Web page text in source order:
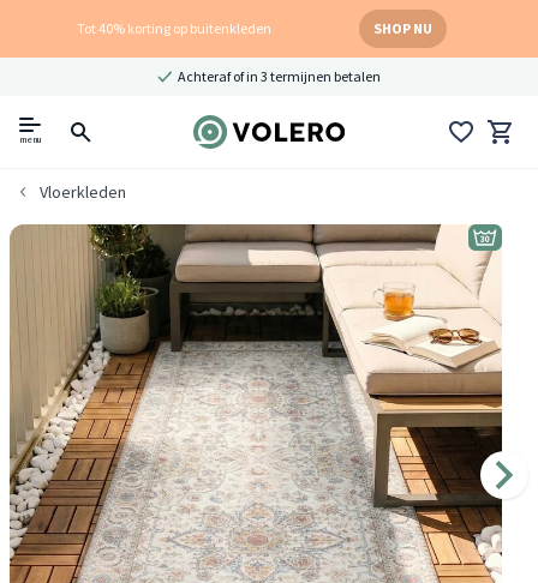
Tot 40% korting op buitenkleden SHOP NU
Achteraf of in 3 termijnen betalen
menu
Vloerkleden